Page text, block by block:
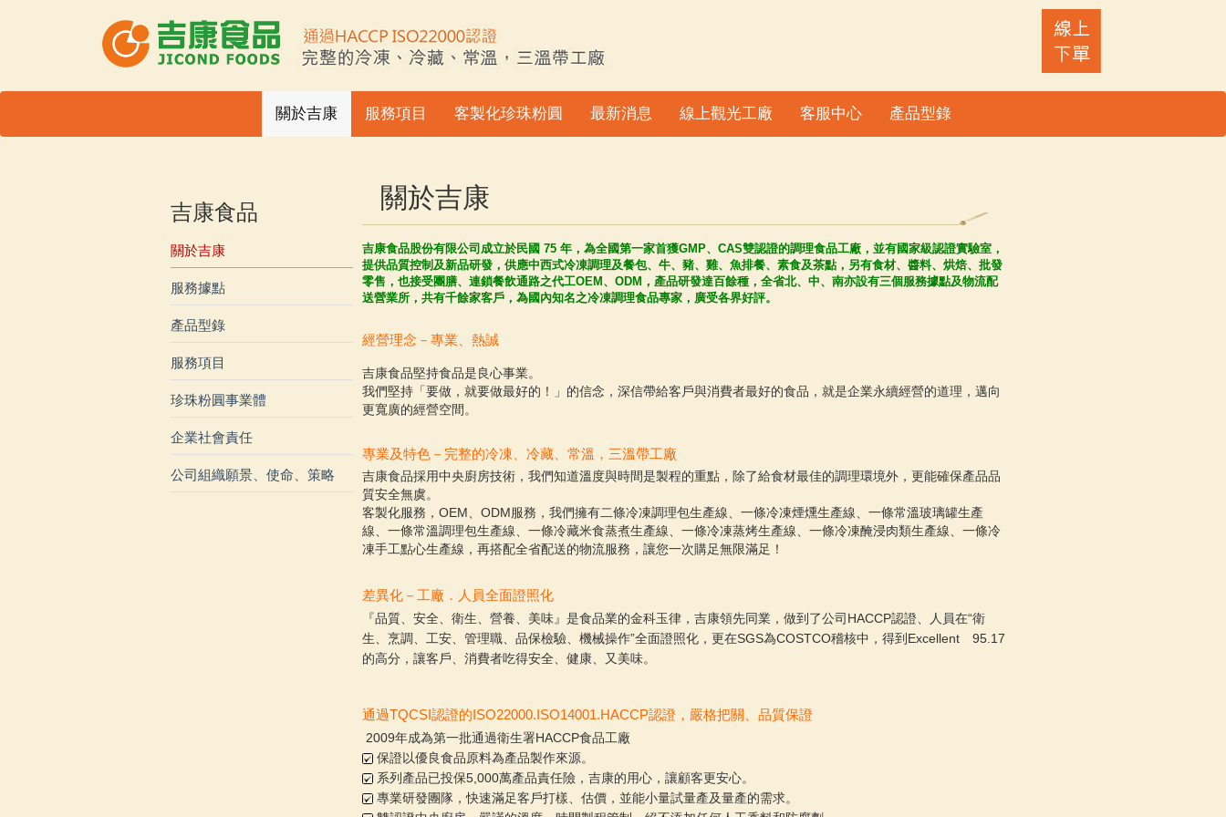
關於吉康 服務項目 客製化珍珠粉圓 最新消息 線上觀光工廠 客服中心 產品型錄
吉康食品
關於吉康
服務據點
產品型錄
服務項目
珍珠粉圓事業體
企業社會責任
公司組織願景、使命、策略
關於吉康
吉康食品股份有限公司成立於民國 75 年，為全國第一家首獲GMP、CAS雙認證的調理食品工廠，並有國家級認證實驗室，
提供品質控制及新品研發，供應中西式冷凍調理及餐包、牛、豬、雞、魚排餐、素食及茶點，另有食材、醬料、烘焙、批發
零售，也接受團膳、連鎖餐飲通路之代工OEM、ODM，產品研發達百餘種，全省北、中、南亦設有三個服務據點及物流配
送營業所，共有千餘家客戶，為國內知名之冷凍調理食品專家，廣受各界好評。
經營理念－專業、熱誠
吉康食品堅持食品是良心事業。
我們堅持「要做，就要做最好的！」的信念，深信帶給客戶與消費者最好的食品，就是企業永續經營的道理，邁向
更寬廣的經營空間。
專業及特色－完整的冷凍、冷藏、常溫，三溫帶工廠
吉康食品採用中央廚房技術，我們知道溫度與時間是製程的重點，除了給食材最佳的調理環境外，更能確保產品品
質安全無虞。
客製化服務，OEM、ODM服務，我們擁有二條冷凍調理包生產線、一條冷凍煙燻生產線、一條常溫玻璃罐生產
線、一條常溫調理包生產線、一條冷藏米食蒸煮生產線、一條冷凍蒸烤生產線、一條冷凍醃浸肉類生產線、一條冷
凍手工點心生產線，再搭配全省配送的物流服務，讓您一次購足無限滿足！
差異化－工廠．人員全面證照化
『品質、安全、衛生、營養、美味』是食品業的金科玉律，吉康領先同業，做到了公司HACCP認證、人員在“衛
生、烹調、工安、管理職、品保檢驗、機械操作”全面證照化，更在SGS為COSTCO稽核中，得到Excellent 95.17
的高分，讓客戶、消費者吃得安全、健康、又美味。
通過TQCSI認證的ISO22000.ISO14001.HACCP認證，嚴格把關、品質保證
2009年成為第一批通過衛生署HACCP食品工廠
保證以優良食品原料為產品製作來源。
系列產品已投保5,000萬產品責任險，吉康的用心，讓顧客更安心。
專業研發團隊，快速滿足客戶打樣、估價，並能小量試量產及量產的需求。